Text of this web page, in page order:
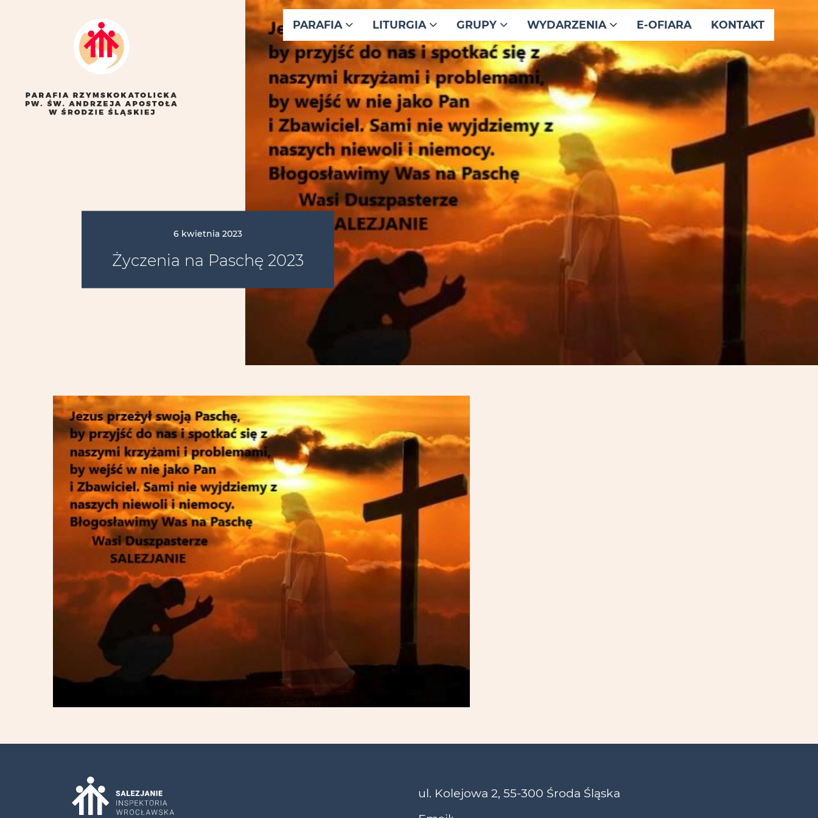
PARAFIA LITURGIA GRUPY WYDARZENIA E-OFIARA KONTAKT
6 kwietnia 2023
Życzenia na Paschę 2023
ul. Kolejowa 2, 55-300 Środa Śląska